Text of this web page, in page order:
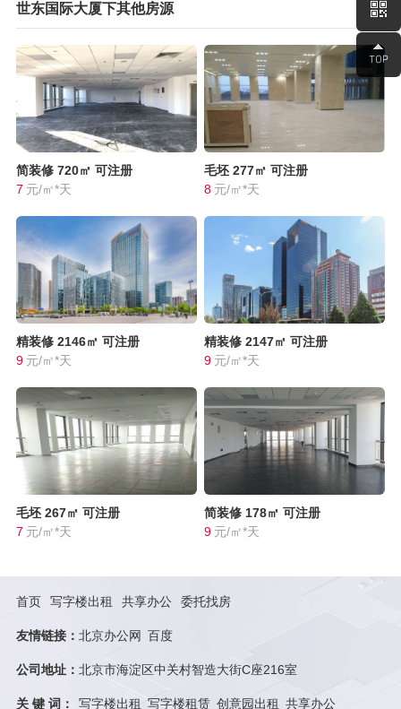
世东国际大厦下其他房源
简装修 720㎡ 可注册
7 元/㎡*天
毛坯 277㎡ 可注册
8 元/㎡*天
精装修 2146㎡ 可注册
9 元/㎡*天
精装修 2147㎡ 可注册
9 元/㎡*天
毛坯 267㎡ 可注册
7 元/㎡*天
简装修 178㎡ 可注册
9 元/㎡*天
首页 写字楼出租 共享办公 委托找房
友情链接： 北京办公网 百度
公司地址： 北京市海淀区中关村智造大街C座216室
关 键 词： 写字楼出租 写字楼租赁 创意园出租 共享办公